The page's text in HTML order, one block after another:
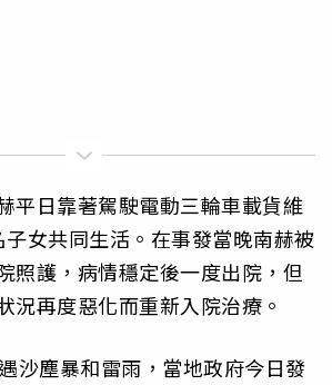
平日靠著駕駛電動三輪車載貨維
女共同生活。在事發當晚南赫被
照護，病情穩定後一度出院，但
況再度惡化而重新入院治療。
沙塵暴和雷雨，當地政府今日發